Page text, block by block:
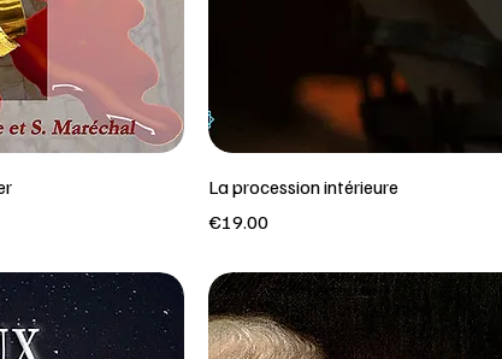
La procession intérieure
Price
€19.00